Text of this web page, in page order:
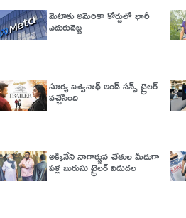
మెటాకు అమెరికా కోర్టులో భారీ
ఎదురుదెబ్బ
సూర్య విశ్వనాథ్ అండ్ సన్స్ ట్రైలర్
వచ్చేసింది
అక్కినేని నాగార్జున చేతుల మీదుగా
పళ్ల బురుసు ట్రైలర్‌ విడుదల